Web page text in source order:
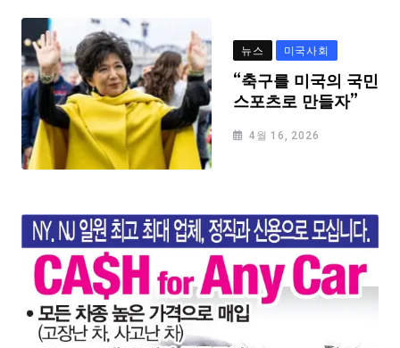
뉴스 미국사회
“축구를 미국의 국민
스포츠로 만들자”
4월 16, 2026